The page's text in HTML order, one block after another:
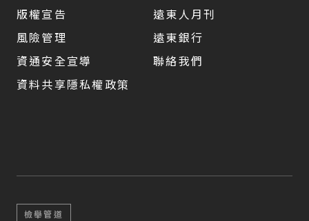
版權宣告
風險管理
資通安全宣導
資料共享隱私權政策
遠東人月刊
遠東銀行
聯絡我們
檢舉管道